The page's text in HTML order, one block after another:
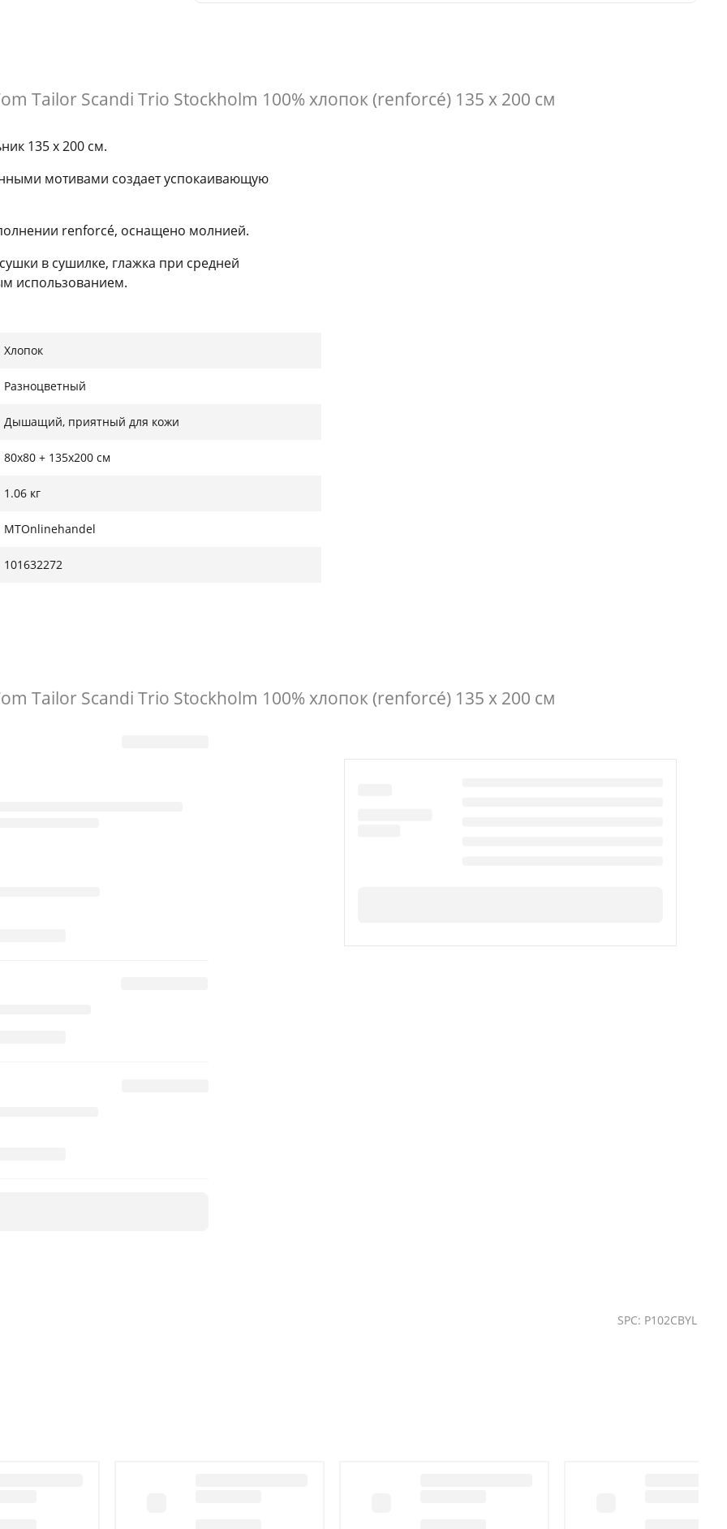
Tailor Scandi Trio Stockholm 100% хлопок (renforcé) 135 x 200 см
135 x 200 см.
мотивами создает успокаивающую
renforcé, оснащено молнией.
в сушилке, глажка при средней
использованием.
Хлопок
Разноцветный
Дышащий, приятный для кожи
80x80 + 135x200 см
1.06 кг
MTOnlinehandel
101632272
Tailor Scandi Trio Stockholm 100% хлопок (renforcé) 135 x 200 см
SPC: P102CBYL